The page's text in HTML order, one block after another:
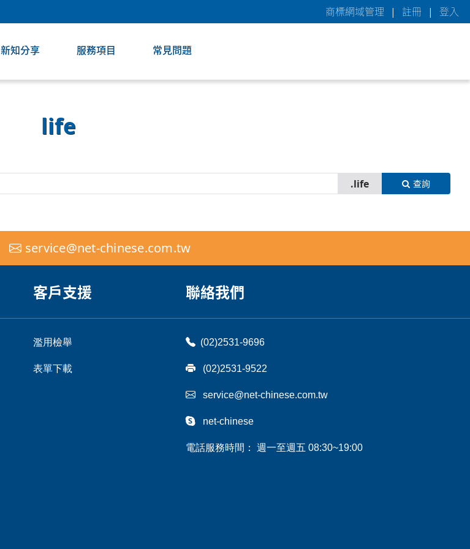
商標網域管理 | 註冊 | 登入
新知分享 服務項目 常見問題
life
查詢
service@net-chinese.com.tw
客戶支援 聯絡我們
濫用檢舉
表單下載
(02)2531-9696
(02)2531-9522
service@net-chinese.com.tw
net-chinese
電話服務時間： 週一至週五 08:30~19:00